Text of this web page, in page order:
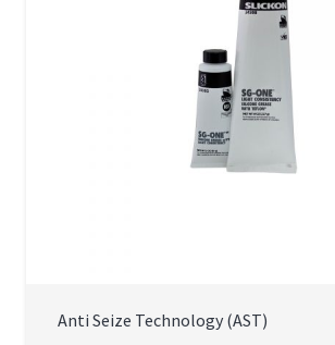
Anti Seize Technology (AST)